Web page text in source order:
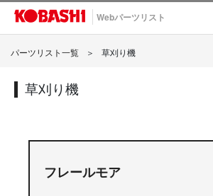
Webパーツリスト
パーツリスト一覧 ＞ 草刈り機
草刈り機
フレールモア